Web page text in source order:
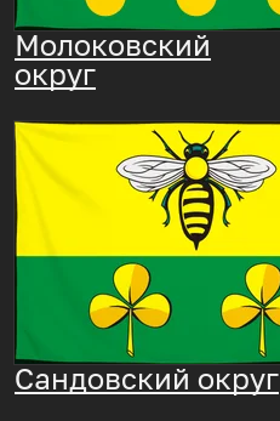
Молоковский
округ
Сандовский округ